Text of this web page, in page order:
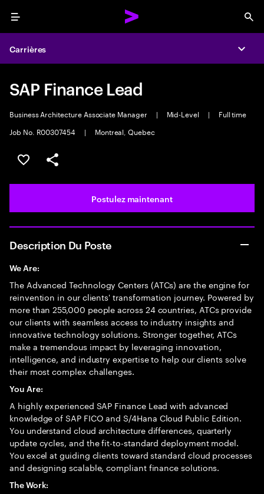
Menu
Carrières
SAP Finance Lead
Business Architecture Associate Manager | Mid-Level |
Full time
Job No. R00307454
| Montreal, Quebec
Sélectionner pour enregistrer l’emploi
PARTAGER
Postulez maintenant
Description Du Poste
We Are:
The Advanced Technology Centers (ATCs) are the engine for
reinvention in our clients' transformation journey. Powered by
more than 255,000 people across 24 countries, ATCs provide
our clients with seamless access to industry insights and
innovative technology solutions. Stronger together, ATCs
make a tremendous impact by leveraging innovation,
intelligence, and industry expertise to help our clients solve
their most complex challenges.
You Are:
A highly experienced SAP Finance Lead with advanced
knowledge of SAP FICO and S/4Hana Cloud Public Edition.
You understand cloud architecture differences, quarterly
update cycles, and the fit-to-standard deployment model.
You excel at guiding clients toward standard cloud processes
and designing scalable, compliant finance solutions.
The Work: